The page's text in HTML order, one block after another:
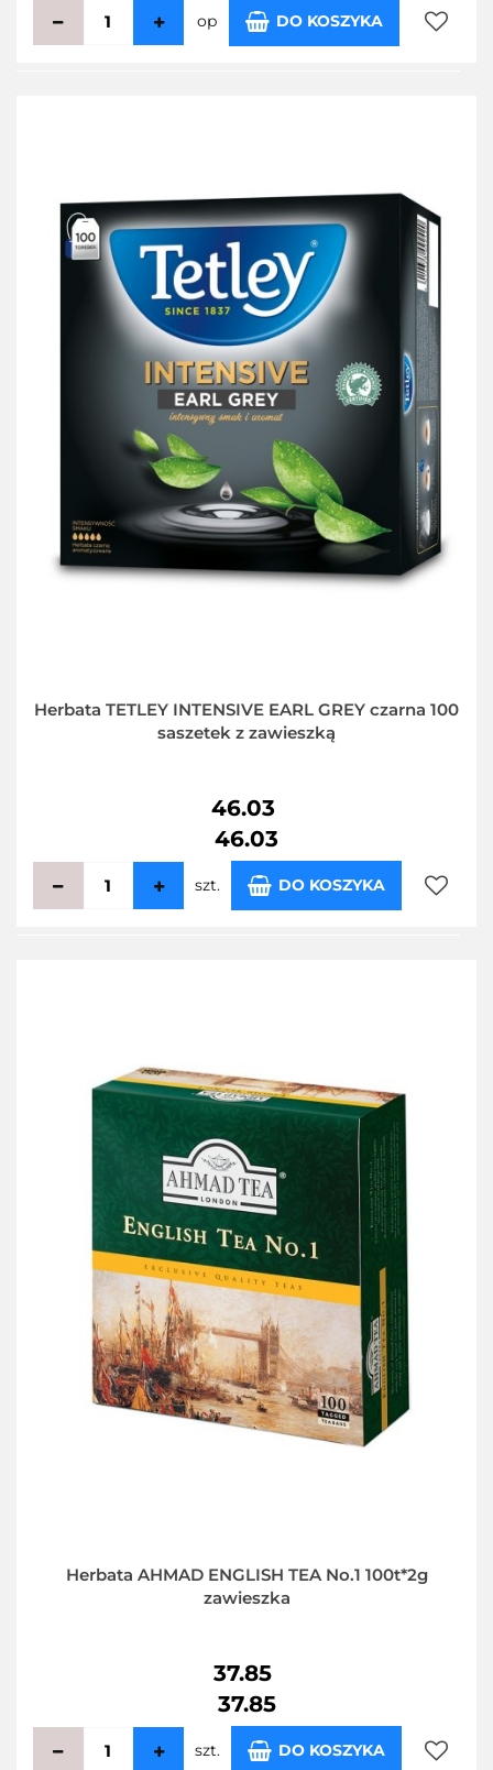
op DO KOSZYKA
Herbata TETLEY INTENSIVE EARL GREY czarna 100
saszetek z zawieszką
46.03
46.03
szt. DO KOSZYKA
Herbata AHMAD ENGLISH TEA No.1 100t*2g
zawieszka
37.85
37.85
szt. DO KOSZYKA